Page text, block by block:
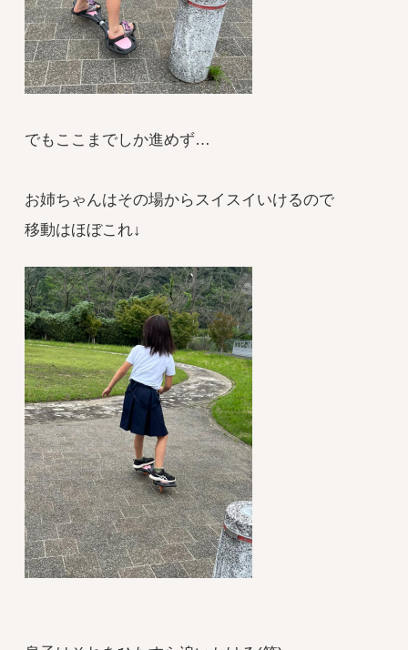
でもここまでしか進めず…
お姉ちゃんはその場からスイスイいけるので
移動はほぼこれ↓